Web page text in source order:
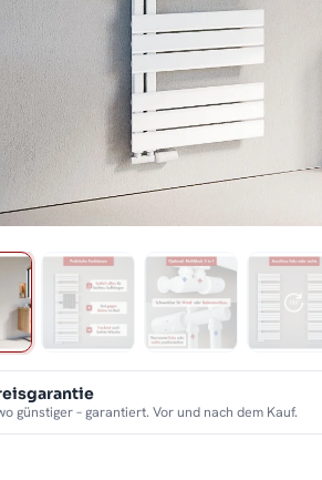
günstiger – garantiert. Vor und nach dem Kauf.